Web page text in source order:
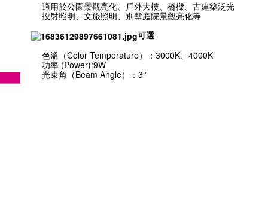
適用於公園景觀亮化、戶外大樓、橋樑、古建築泛光
投射照明、文旅照明、別墅庭院景觀亮化等
可選
色溫（Color Temperature）：3000K、4000K
功率 (Power):9W
光束角（Beam Angle）：3°